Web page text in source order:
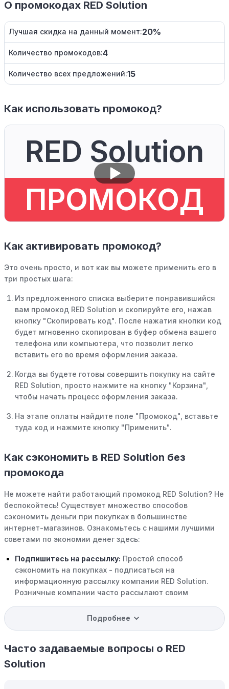
О промокодах RED Solution
Лучшая скидка на данный момент:20%
Количество промокодов:4
Количество всех предложений:15
Как использовать промокод?
RED Solution
ПРОМОКОД
Как активировать промокод?
Это очень просто, и вот как вы можете применить его в
три простых шага:
Из предложенного списка выберите понравившийся
вам промокод RED Solution и скопируйте его, нажав
кнопку "Скопировать код". После нажатия кнопки код
будет мгновенно скопирован в буфер обмена вашего
телефона или компьютера, что позволит легко
вставить его во время оформления заказа.
Когда вы будете готовы совершить покупку на сайте
RED Solution, просто нажмите на кнопку "Корзина",
чтобы начать процесс оформления заказа.
На этапе оплаты найдите поле "Промокод", вставьте
туда код и нажмите кнопку "Применить".
Как сэкономить в RED Solution без
промокода
Не можете найти работающий промокод RED Solution? Не
беспокойтесь! Существует множество способов
сэкономить деньги при покупках в большинстве
интернет-магазинов. Ознакомьтесь с нашими лучшими
советами по экономии денег здесь:
Подпишитесь на рассылку: Простой способ
сэкономить на покупках - подписаться на
информационную рассылку компании RED Solution.
Розничные компании часто рассылают своим
доступ к распродажам.
компании RED Solution есть программы поощрения,
позволяющие зарабатывать баллы или cashback на
покупках. Накапливайте баллы и обменивайте их на
Подробнее
Часто задаваемые вопросы о RED
Solution